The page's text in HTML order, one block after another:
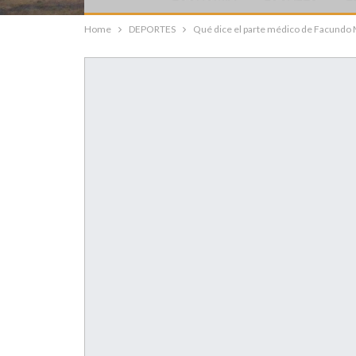
Home DEPORTES Qué dice el parte médico de